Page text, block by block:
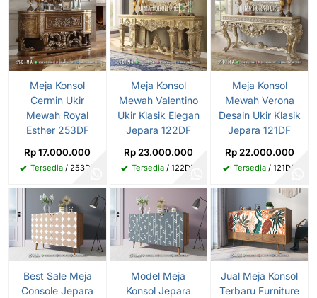
Meja Konsol
Cermin Ukir
Mewah Royal
Esther 253DF
Rp 17.000.000
Tersedia/ 253DF
Meja Konsol
Mewah Valentino
Ukir Klasik Elegan
Jepara 122DF
Rp 23.000.000
Tersedia / 122DF
Meja Konsol
Mewah Verona
Desain Ukir Klasik
Jepara 121DF
Rp 22.000.000
Tersedia / 121DF
Best Sale Meja
Console Jepara
Model Meja
Konsol Jepara
Jual Meja Konsol
Terbaru Furniture